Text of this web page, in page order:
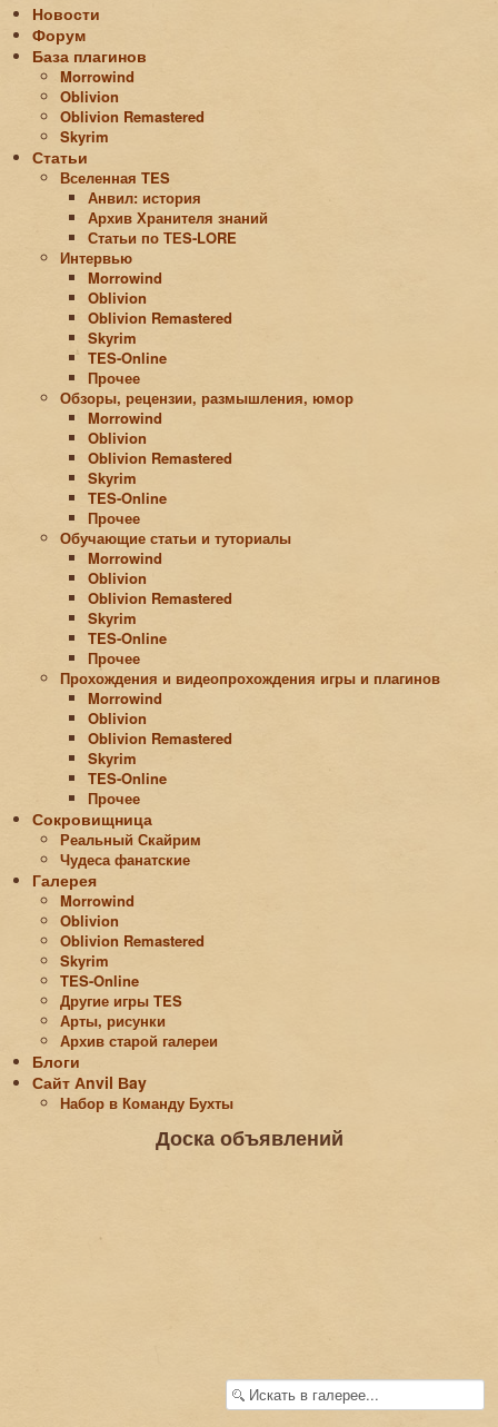
Новости
Форум
База плагинов
Morrowind
Oblivion
Oblivion Remastered
Skyrim
Статьи
Вселенная TES
Анвил: история
Архив Хранителя знаний
Статьи по ТЕS-LORE
Интервью
Morrowind
Oblivion
Oblivion Remastered
Skyrim
TES-Online
Прочее
Обзоры, рецензии, размышления, юмор
Morrowind
Oblivion
Oblivion Remastered
Skyrim
TES-Online
Прочее
Обучающие статьи и туториалы
Morrowind
Oblivion
Oblivion Remastered
Skyrim
TES-Online
Прочее
Прохождения и видеопрохождения игры и плагинов
Morrowind
Oblivion
Oblivion Remastered
Skyrim
TES-Online
Прочее
Сокровищница
Реальный Скайрим
Чудеса фанатские
Галерея
Morrowind
Oblivion
Oblivion Remastered
Skyrim
TES-Online
Другие игры TES
Арты, рисунки
Архив старой галереи
Блоги
Сайт Аnvil Вay
Набор в Команду Бухты
Доска объявлений